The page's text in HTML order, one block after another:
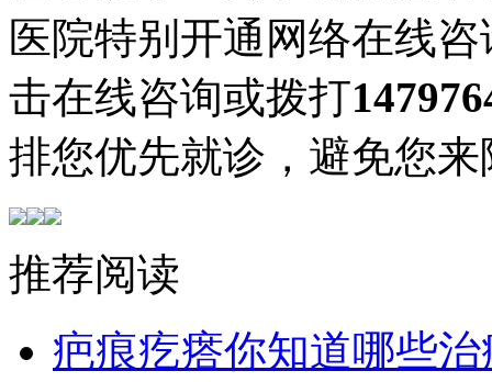
医院特别开通网络在线
击在线咨询或拨打
排您优先就诊，避免您
推荐阅读
疤痕疙瘩你知道哪些